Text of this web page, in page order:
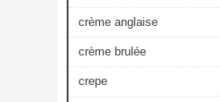
crème anglaise
crème brulée
crepe